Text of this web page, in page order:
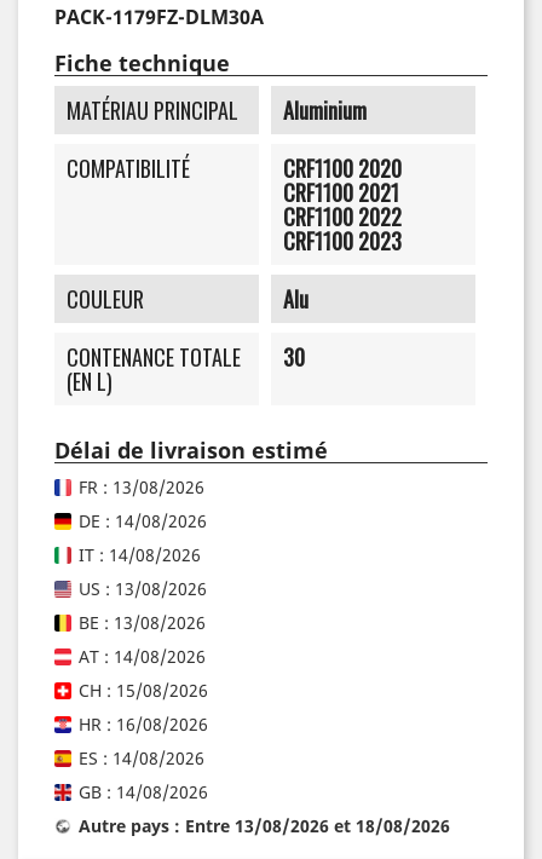
PACK-1179FZ-DLM30A
Fiche technique
MATÉRIAU PRINCIPAL
Aluminium
COMPATIBILITÉ
CRF1100 2020
CRF1100 2021
CRF1100 2022
CRF1100 2023
COULEUR
Alu
CONTENANCE TOTALE
(EN L)
30
Délai de livraison estimé
FR : 13/08/2026
DE : 14/08/2026
IT : 14/08/2026
US : 13/08/2026
BE : 13/08/2026
AT : 14/08/2026
CH : 15/08/2026
HR : 16/08/2026
ES : 14/08/2026
GB : 14/08/2026
Autre pays : Entre 13/08/2026 et 18/08/2026